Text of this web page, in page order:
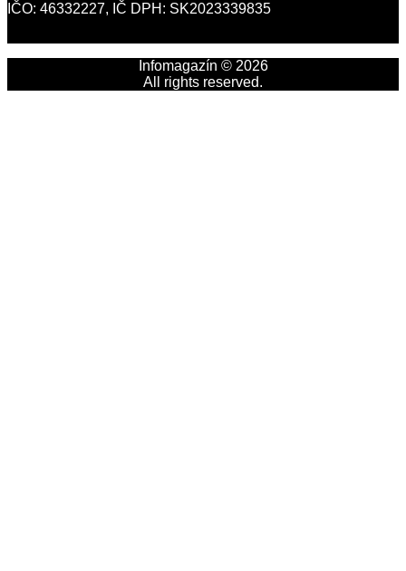
IČO: 46332227, IČ DPH: SK2023339835
Infomagazín © 2026
All rights reserved.